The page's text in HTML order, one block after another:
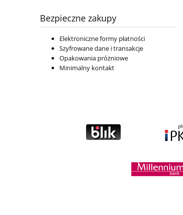
Bezpieczne zakupy
Elektroniczne formy płatności
Szyfrowane dane i transakcje
Opakowania próżniowe
Minimalny kontakt